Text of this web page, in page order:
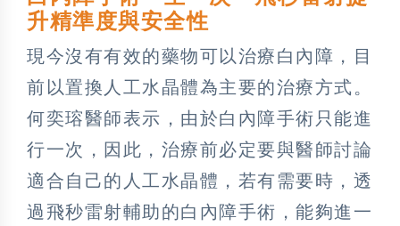
升精準度與安全性
現今沒有有效的藥物可以治療白內障，目
前以置換人工水晶體為主要的治療方式。
何奕瑢醫師表示，由於白內障手術只能進
行一次，因此，治療前必定要與醫師討論
適合自己的人工水晶體，若有需要時，透
過飛秒雷射輔助的白內障手術，能夠進一